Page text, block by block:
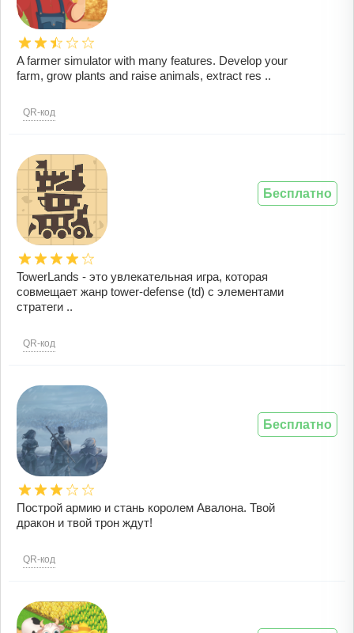
A farmer simulator with many features. Develop your
farm, grow plants and raise animals, extract res ..
QR-код
TowerLands - это увлекательная игра, которая
совмещает жанр tower-defense (td) с элементами
стратеги ..
QR-код
Бесплатно
Построй армию и стань королем Авалона. Твой
дракон и твой трон ждут!
QR-код
Бесплатно